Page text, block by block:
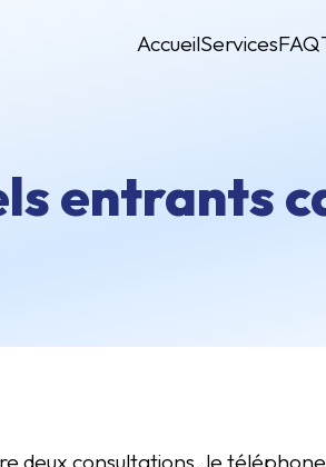
AccueilServicesFAQ
entrants
deux consultations, le